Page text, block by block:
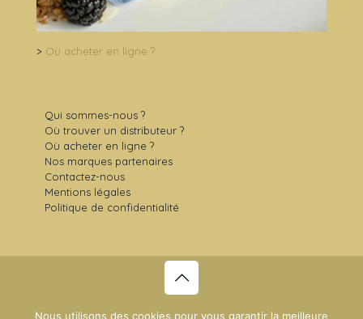
> Où acheter en ligne ?
Qui sommes-nous ?
Où trouver un distributeur ?
Où acheter en ligne ?
Nos marques partenaires
Contactez-nous
Mentions légales
Politique de confidentialité
© 2021 Sens Gourmet - - Création du site :
Nous utilisons des cookies pour vous garantir la meilleure